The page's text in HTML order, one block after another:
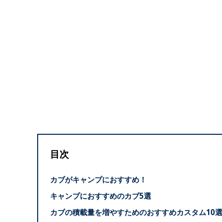
目次
カブがキャンプにおすすめ！
キャンプにおすすめのカブ5選
カブの積載量を増やすためのおすすめカスタム10選